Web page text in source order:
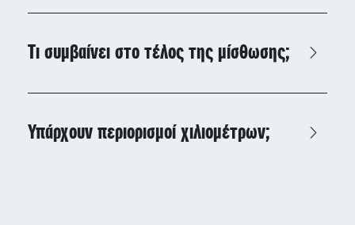
Τι συμβαίνει στο τέλος της μίσθωσης;
Υπάρχουν περιορισμοί χιλιομέτρων;